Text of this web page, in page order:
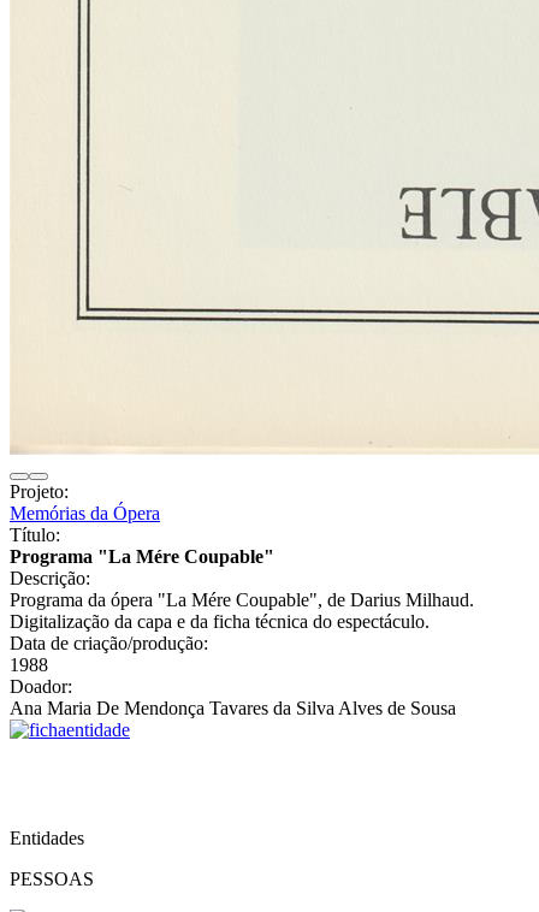
Projeto:
Memórias da Ópera
Título:
Programa "La Mére Coupable"
Descrição:
Programa da ópera "La Mére Coupable", de Darius Milhaud.
Digitalização da capa e da ficha técnica do espectáculo.
Data de criação/produção:
1988
Doador:
Ana Maria De Mendonça Tavares da Silva Alves de Sousa
Entidades
PESSOAS